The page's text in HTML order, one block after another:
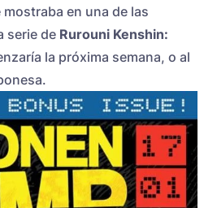
en una de las
serie de Rurouni Kenshin:
la próxima semana, o al